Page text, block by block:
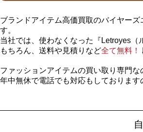
ブランドアイテム高価買取のバイヤー
す。
当社では、使わなくなった『Letroyes
もちろん、送料や見積りなど全て無料！
ファッションアイテムの買い取り専門
年中無休で電話でも対応もしておりま